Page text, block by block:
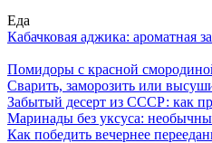
Еда
Кабачковая аджика: ароматная
Помидоры с красной
Сварить, заморозить или
Забытый десерт из СССР: как
Маринады без уксуса:
Как победить вечернее